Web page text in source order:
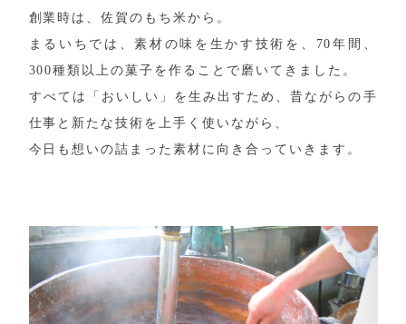
創業時は、佐賀のもち米から。
まるいちでは、素材の味を生かす技術を、70年間、
300種類以上の菓子を作ることで磨いてきました。
すべては「おいしい」を生み出すため、昔ながらの手
仕事と新たな技術を上手く使いながら、
今日も想いの詰まった素材に向き合っていきます。